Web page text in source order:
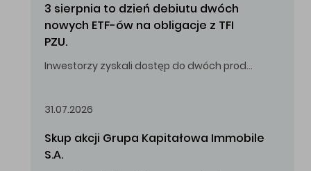
3 sierpnia to dzień debiutu dwóch
nowych ETF-ów na obligacje z TFI
PZU.
Inwestorzy zyskali dostęp do dwóch produktów umożliwiających inwestowanie w obligacje skarbowe.
31.07.2026
Skup akcji Grupa Kapitałowa Immobile
S.A.